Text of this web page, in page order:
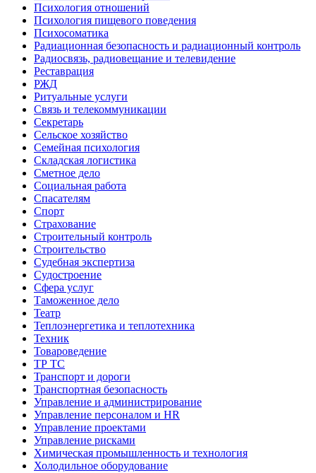
Психология отношений
Психология пищевого поведения
Психосоматика
Радиационная безопасность и радиационный контроль
Радиосвязь, радиовещание и телевидение
Реставрация
РЖД
Ритуальные услуги
Связь и телекоммуникации
Секретарь
Сельское хозяйство
Семейная психология
Складская логистика
Сметное дело
Социальная работа
Спасателям
Спорт
Страхование
Строительный контроль
Строительство
Судебная экспертиза
Судостроение
Сфера услуг
Таможенное дело
Театр
Теплоэнергетика и теплотехника
Техник
Товароведение
ТР ТС
Транспорт и дороги
Транспортная безопасность
Управление и администрирование
Управление персоналом и HR
Управление проектами
Управление рисками
Химическая промышленность и технология
Холодильное оборудование